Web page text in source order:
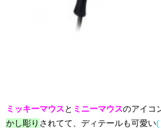
ミッキーマウスと ミニーマウスのアイコ
かし彫り されてて、ディテールも可愛い(